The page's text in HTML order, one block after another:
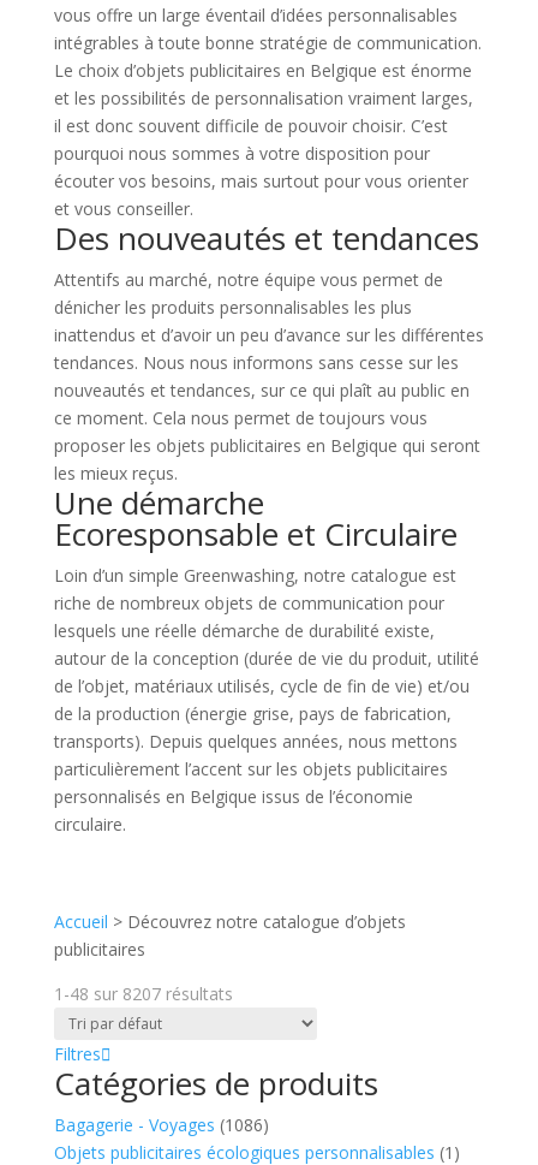
vous offre un large éventail d’idées personnalisables
intégrables à toute bonne stratégie de communication.
Le choix d’objets publicitaires en Belgique est énorme
et les possibilités de personnalisation vraiment larges,
il est donc souvent difficile de pouvoir choisir. C’est
pourquoi nous sommes à votre disposition pour
écouter vos besoins, mais surtout pour vous orienter
et vous conseiller.
Des nouveautés et tendances
Attentifs au marché, notre équipe vous permet de
dénicher les produits personnalisables les plus
inattendus et d’avoir un peu d’avance sur les différentes
tendances. Nous nous informons sans cesse sur les
nouveautés et tendances, sur ce qui plaît au public en
ce moment. Cela nous permet de toujours vous
proposer les objets publicitaires en Belgique qui seront
les mieux reçus.
Une démarche
Ecoresponsable et Circulaire
Loin d’un simple Greenwashing, notre catalogue est
riche de nombreux objets de communication pour
lesquels une réelle démarche de durabilité existe,
autour de la conception (durée de vie du produit, utilité
de l’objet, matériaux utilisés, cycle de fin de vie) et/ou
de la production (énergie grise, pays de fabrication,
transports). Depuis quelques années, nous mettons
particulièrement l’accent sur les objets publicitaires
personnalisés en Belgique issus de l’économie
circulaire.
Accueil > Découvrez notre catalogue d’objets
publicitaires
1-48 sur 8207résultats
Filtres
Catégories de produits
Bagagerie - Voyages (1086)
Objets publicitaires écologiques personnalisables (1)